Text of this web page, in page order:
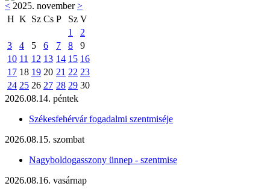
< 2025. november>
H K Sz Cs P Sz V
1
2
3
4 5 6 7 8
9
10 11 12 13 14 15 16
17 18 19 20 21 22 23
24 25 26 27 28 29 30
2026.08.14. péntek
Székesfehérvár fogadalmi szentmiséje
2026.08.15. szombat
Nagyboldogasszony ünnep - szentmise
2026.08.16. vasárnap